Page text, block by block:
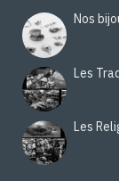
Nos
Les
Les